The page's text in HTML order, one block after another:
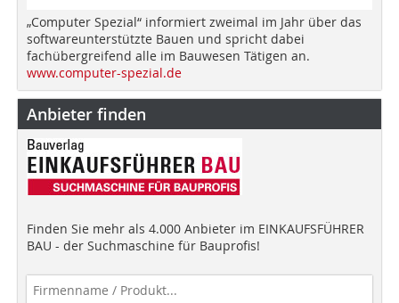
„Computer Spezial“ informiert zweimal im Jahr über das
softwareunterstützte Bauen und spricht dabei
fachübergreifend alle im Bauwesen Tätigen an.
www.computer-spezial.de
Anbieter finden
Finden Sie mehr als 4.000 Anbieter im EINKAUFSFÜHRER
BAU - der Suchmaschine für Bauprofis!